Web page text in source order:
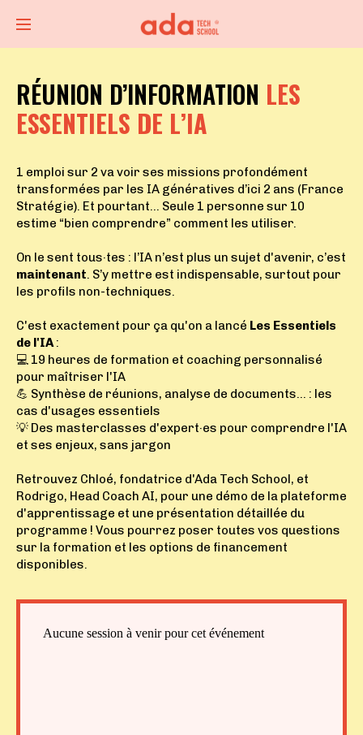
RÉUNION D’INFORMATION LES
ESSENTIELS DE L’IA
1 emploi sur 2 va voir ses missions profondément
transformées par les IA génératives d’ici 2 ans (France
Stratégie). Et pourtant… Seule 1 personne sur 10
estime “bien comprendre” comment les utiliser.
On le sent tous·tes : l’IA n’est plus un sujet d'avenir, c’est
maintenant. S’y mettre est indispensable, surtout pour
les profils non-techniques.
C'est exactement pour ça qu'on a lancé Les Essentiels
de l'IA:
💻 19 heures de formation et coaching personnalisé
pour maîtriser l'IA
💪 Synthèse de réunions, analyse de documents... : les
cas d'usages essentiels
💡 Des masterclasses d'expert·es pour comprendre l'IA
et ses enjeux, sans jargon
Retrouvez Chloé, fondatrice d'Ada Tech School, et
Rodrigo, Head Coach AI, pour une démo de la plateforme
d'apprentissage et une présentation détaillée du
programme ! Vous pourrez poser toutes vos questions
sur la formation et les options de financement
disponibles.